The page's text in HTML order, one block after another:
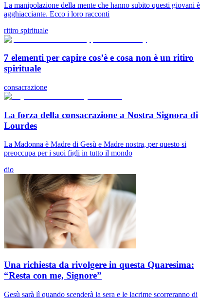
La manipolazione della mente che hanno subito questi giovani è
agghiacciante. Ecco i loro racconti
ritiro spirituale
7 elementi per capire cos’è e cosa non è un ritiro
spirituale
consacrazione
La forza della consacrazione a Nostra Signora di
Lourdes
La Madonna è Madre di Gesù e Madre nostra, per questo si
preoccupa per i suoi figli in tutto il mondo
dio
Una richiesta da rivolgere in questa Quaresima:
“Resta con me, Signore”
Gesù sarà lì quando scenderà la sera e le lacrime scorreranno di